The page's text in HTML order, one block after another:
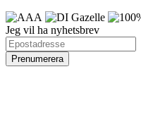
Jeg vil ha nyhetsbrev